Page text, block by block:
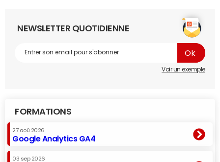
NEWSLETTER QUOTIDIENNE
Voir un exemple
FORMATIONS
27 aoû 2026
Google Analytics GA4
03 sep 2026